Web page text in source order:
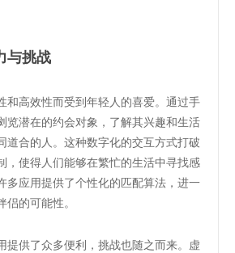
与挑战
和高效性而受到年轻人的喜爱。通过手
览潜在的约会对象，了解其兴趣和生活
道合的人。这种数字化的交互方式打破
，使得人们能够在繁忙的生活中寻找感
多应用提供了个性化的匹配算法，进一
的可能性。
提供了众多便利，挑战也随之而来。虚